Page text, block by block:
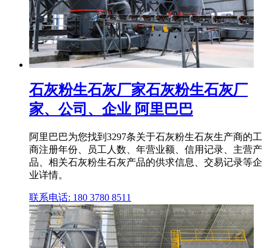
石灰粉生石灰厂家石灰粉生石灰厂
家、公司、企业 阿里巴巴
阿里巴巴为您找到3297条关于石灰粉生石灰生产商的工
商注册年份、员工人数、年营业额、信用记录、主营产
品、相关石灰粉生石灰产品的供求信息、交易记录等企
业详情。
联系电话: 180 3780 8511